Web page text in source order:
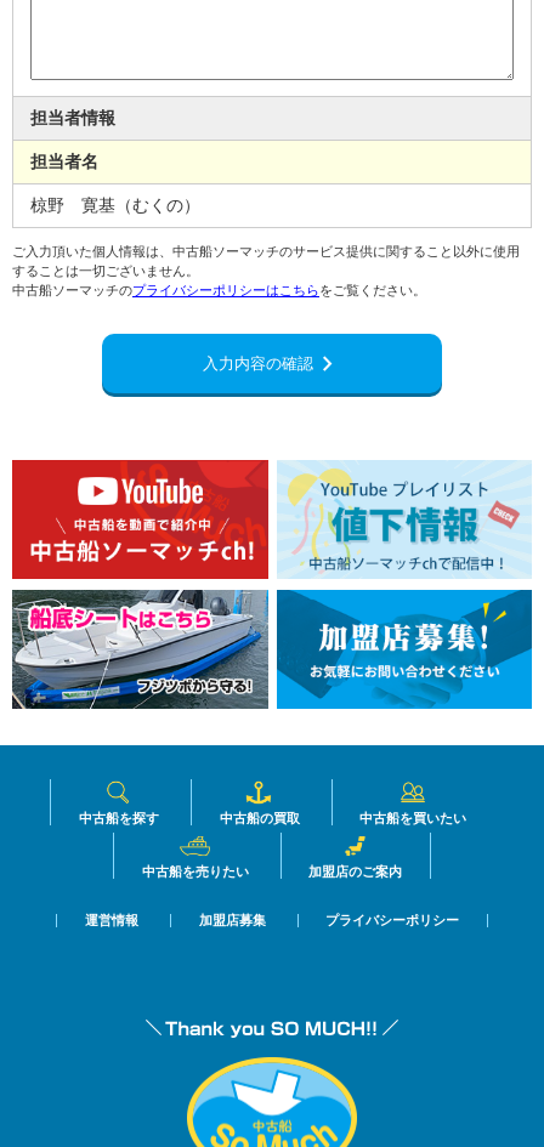
担当者情報
担当者名
椋野 寛基（むくの）
ご入力頂いた個人情報は、中古船ソーマッチのサービス提供に関すること以外に使用
することは一切ございません。
中古船ソーマッチのプライバシーポリシーはこちらをご覧ください。
入力内容の確認chevron_right
中古船を探す 中古船の買取 中古船を買いたい
中古船を売りたい 加盟店のご案内
運営情報 加盟店募集 プライバシーポリシー